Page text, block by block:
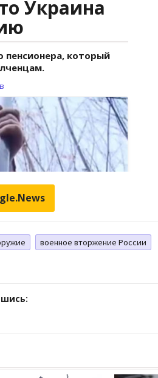
военное вторжение России